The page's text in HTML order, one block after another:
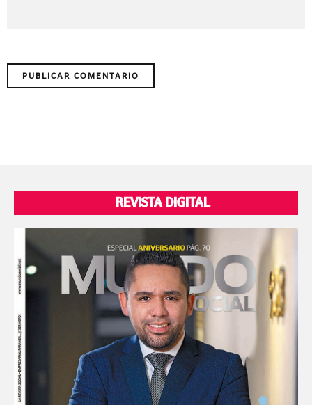
REVISTA DIGITAL